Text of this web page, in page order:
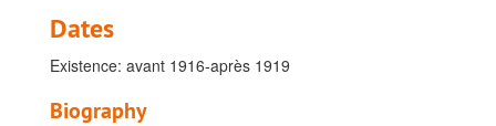
Dates
Existence: avant 1916-après 1919
Biography